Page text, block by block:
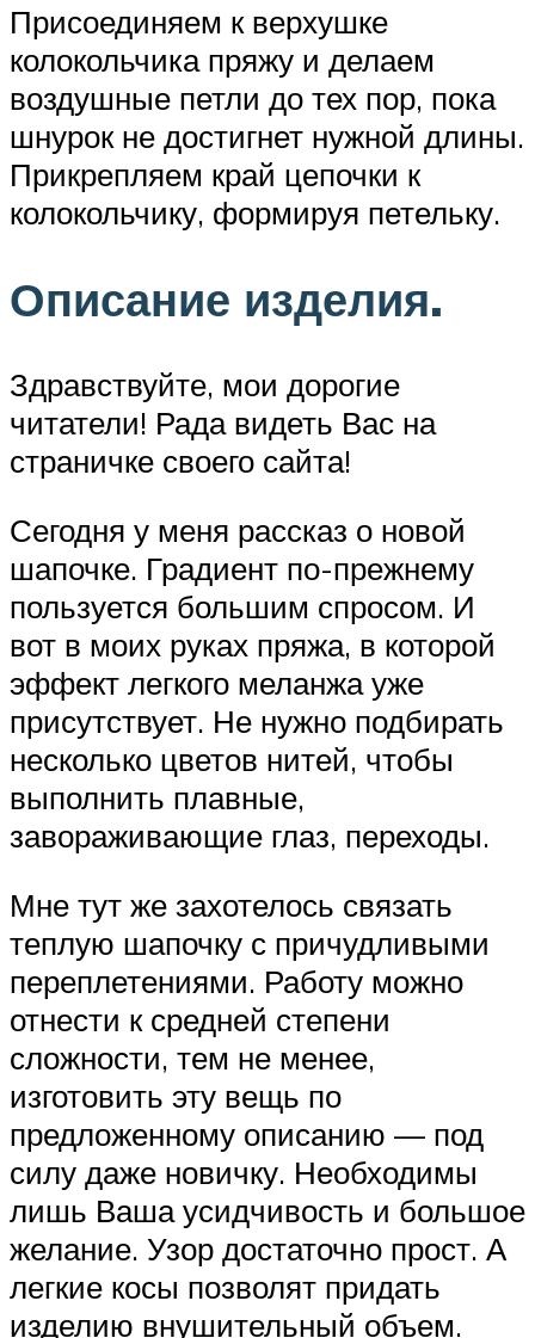
Присоединяем к верхушке
колокольчика пряжу и делаем
воздушные петли до тех пор, пока
шнурок не достигнет нужной длины.
Прикрепляем край цепочки к
колокольчику, формируя петельку.
Описание изделия.
Здравствуйте, мои дорогие
читатели! Рада видеть Вас на
страничке своего сайта!
Сегодня у меня рассказ о новой
шапочке. Градиент по-прежнему
пользуется большим спросом. И
вот в моих руках пряжа, в которой
эффект легкого меланжа уже
присутствует. Не нужно подбирать
несколько цветов нитей, чтобы
выполнить плавные,
завораживающие глаз, переходы.
Мне тут же захотелось связать
теплую шапочку с причудливыми
переплетениями. Работу можно
отнести к средней степени
сложности, тем не менее,
изготовить эту вещь по
предложенному описанию — под
силу даже новичку. Необходимы
лишь Ваша усидчивость и большое
желание. Узор достаточно прост. А
легкие косы позволят придать
изделию внушительный объем.